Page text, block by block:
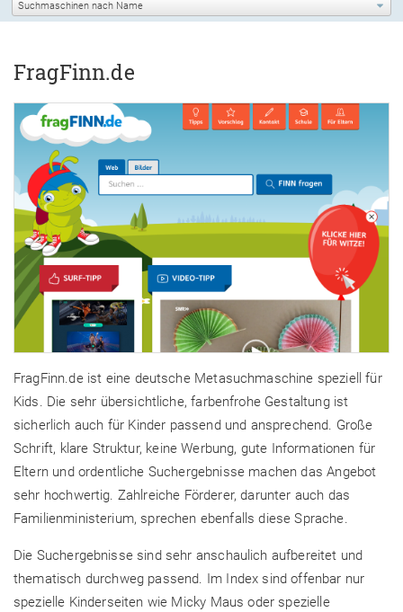
FragFinn.de
FragFinn.de ist eine deutsche Metasuchmaschine speziell für
Kids. Die sehr übersichtliche, farbenfrohe Gestaltung ist
sicherlich auch für Kinder passend und ansprechend. Große
Schrift, klare Struktur, keine Werbung, gute Informationen für
Eltern und ordentliche Suchergebnisse machen das Angebot
sehr hochwertig. Zahlreiche Förderer, darunter auch das
Familienministerium, sprechen ebenfalls diese Sprache.
Die Suchergebnisse sind sehr anschaulich aufbereitet und
thematisch durchweg passend. Im Index sind offenbar nur
spezielle Kinderseiten wie Micky Maus oder spezielle